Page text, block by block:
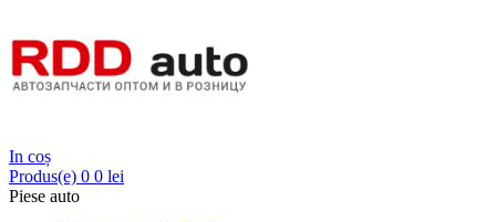
In coș
Produs(e) 0 0 lei
Piese auto